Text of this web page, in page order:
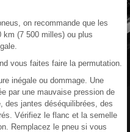
on recommande que les
(7 500 milles) ou plus
vous faites faire la permutation.
inégale ou dommage. Une
par une mauvaise pression de
des jantes déséquilibrées, des
Vérifiez le flanc et la semelle
Remplacez le pneu si vous